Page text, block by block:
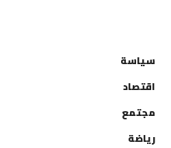
سياسة
اقتصاد
مجتمع
رياضة